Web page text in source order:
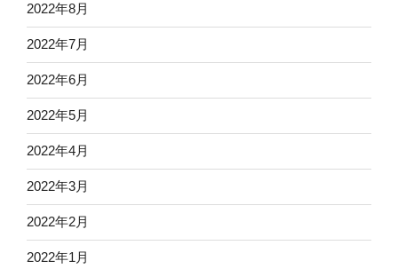
2022年8月
2022年7月
2022年6月
2022年5月
2022年4月
2022年3月
2022年2月
2022年1月